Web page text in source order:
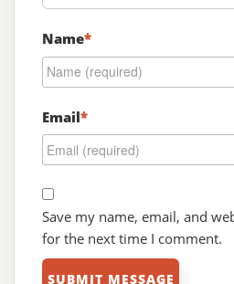
Name*
Email*
Save my name, email, and
for the next time I comment.